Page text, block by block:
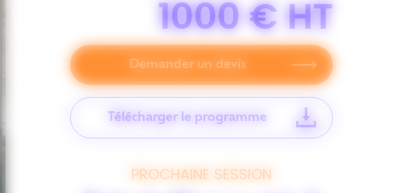
1000 € HT
Demander un devis
Télécharger le programme
PROCHAINE SESSION